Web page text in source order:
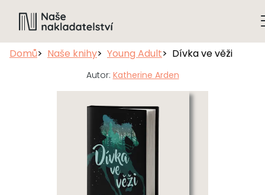
Domů Naše knihy Young Adult Dívka ve věži
Autor: Katherine Arden